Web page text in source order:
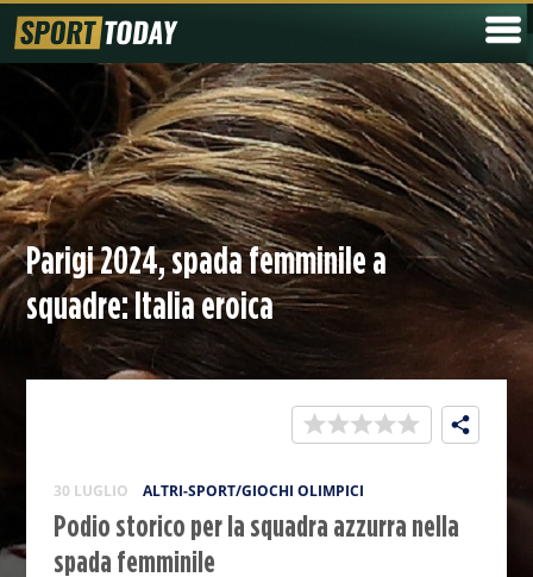
Parigi 2024, spada femminile a
squadre: Italia eroica
30 LUGLIO ALTRI-SPORT/GIOCHI OLIMPICI
Podio storico per la squadra azzurra nella
spada femminile